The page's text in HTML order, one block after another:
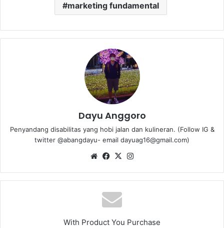
marketing fundamental
Dayu Anggoro
Penyandang disabilitas yang hobi jalan dan kulineran. (Follow IG &
twitter @abangdayu- email dayuag16@gmail.com)
We
te
Fa
bo
ok
X
ra
With Product You Purchase